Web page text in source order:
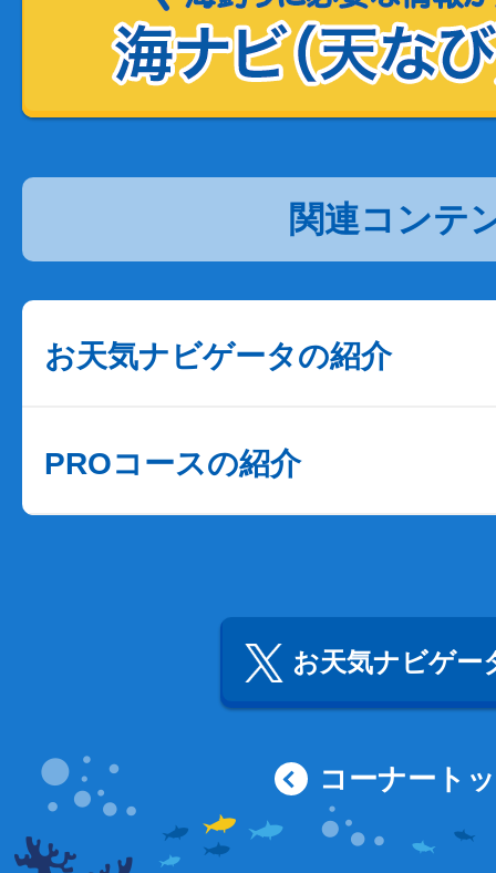
関連コンテ
お天気ナビゲータの紹介
PROコースの紹介
お天気ナビゲー
コーナート